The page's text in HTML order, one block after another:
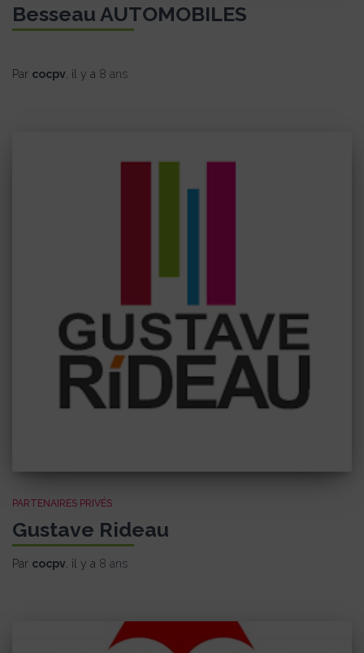
Besseau AUTOMOBILES
Par cocpv , il y a 8 ans
PARTENAIRES PRIVÉS
Gustave Rideau
Par cocpv , il y a 8 ans